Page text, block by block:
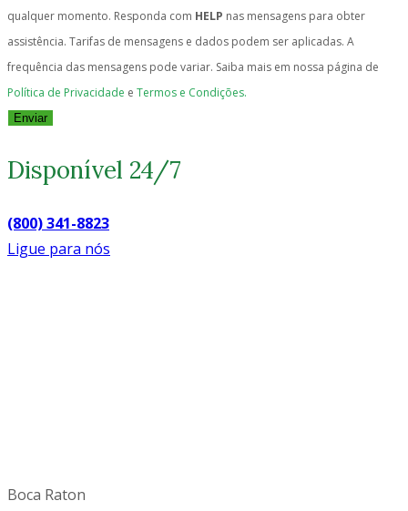
qualquer momento. Responda com HELP nas mensagens para obter
assistência. Tarifas de mensagens e dados podem ser aplicadas. A
frequência das mensagens pode variar. Saiba mais em nossa página de
Política de Privacidade e Termos e Condições.
Enviar
Disponível 24/7
(800) 341-8823
Ligue para nós
Boca Raton